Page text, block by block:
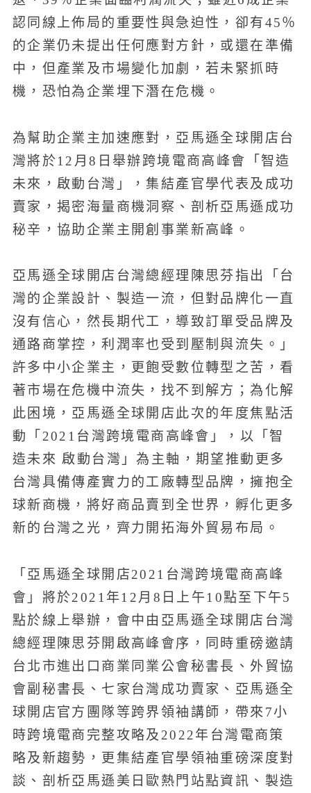
認同線上佈局的重要性與急迫性，卻有45％
的企業仍未提出任何應對方針，或還在準備
中，但產業及市場變化加劇，若未緊抓時
機，恐怕為企業埋下潛在危機。
為幫助企業主加速應對，亞馬遜全球開店台
灣將於12月8日舉辦跨境電商高峰會「智造
未來，啟動台灣」，集結產官學代表及成功
賣家，揭密海量商機洞察、剖析亞馬遜成功
秘辛，協助企業主開創事業新高峰。
亞馬遜全球開店台灣總經理陳思芬指出「台
灣的企業設計、製造一流，但對品牌化一直
沒有信心，然長期代工，導致訂單受品牌及
通路商掌控，利潤率也受到壓制與流失。」
許多中小企業主，更飽受數位轉型之苦，看
著市場在危機中流失，找不到解方；為化解
此困境，亞馬遜全球開店此次的年度焦點活
動「2021台灣跨境電商高峰會」，以「智
造未來 啟動台灣」為主軸，期望推動更多
台灣具備傳產實力的工廠轉型品牌，擁抱全
球新商機，將好商品賣到全世界，孵化更多
新的台灣之光，齊力開拓海外貿易布局。
「亞馬遜全球開店2021台灣跨境電商高峰
會」將於2021年12月8日上午10點至下午5
點於線上舉辦，會中由亞馬遜全球開店台灣
總經理陳思芬開啟高峰會序，同時重磅邀請
台北市進出口商業同業公會秘書長、外貿協
會副秘書長、七家台灣成功賣家、亞馬遜全
球開店官方團隊等跨界領袖講師，帶來7小
時跨境電商完整攻略及2022年台灣電商策
略及新趨勢，更集結產官學領袖重磅深度對
談、剖析亞馬遜美日歐熱門站點資訊、製造